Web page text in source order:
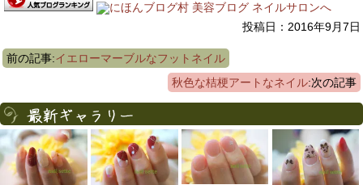
投稿日：2016年9月7日
前の記事:イエローマーブルなフットネイル
秋色な桔梗アートなネイル:次の記事